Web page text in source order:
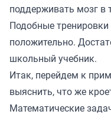
поддерживать мозг в
Подобные
положительно.
школьный учебник.
Итак, перейдем к
выяснить, что же
Математические